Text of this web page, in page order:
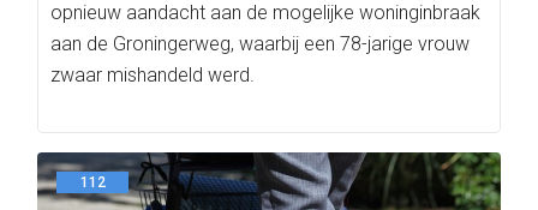
opnieuw aandacht aan de mogelijke woninginbraak
aan de Groningerweg, waarbij een 78-jarige vrouw
zwaar mishandeld werd.
112